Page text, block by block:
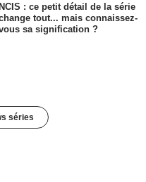
: ce petit détail de la série
tout... mais connaissez-
sa signification ?
séries